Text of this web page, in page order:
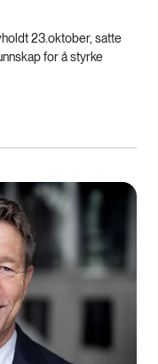
23.oktober, satte
for å styrke